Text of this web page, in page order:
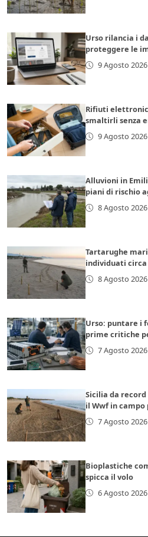
Urso rilancia i
proteggere le
9 Agosto 2026
Rifiuti
smaltirli senza
9 Agosto 2026
Alluvioni in
piani di rischio
8 Agosto 2026
Tartarughe
individuati circa
8 Agosto 2026
Urso: puntare i
prime critiche
7 Agosto 2026
Sicilia da
il Wwf in
7 Agosto 2026
Bioplastiche
spicca il volo
6 Agosto 2026